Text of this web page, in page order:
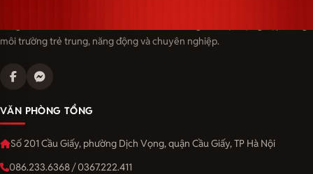
môi trường trẻ trung, năng động và chuyên nghiệp.
VĂN PHÒNG TỔNG
Số 201 Cầu Giấy, phường Dịch Vọng, quận Cầu Giấy, TP Hà Nội
086.233.6368 / 0367.222.411